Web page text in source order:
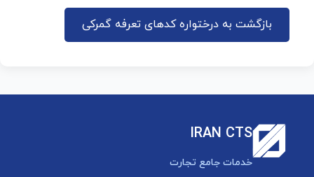
بازگشت به درختواره کدهای تعرفه گمرکی
IRAN CTS
خدمات جامع تجارت